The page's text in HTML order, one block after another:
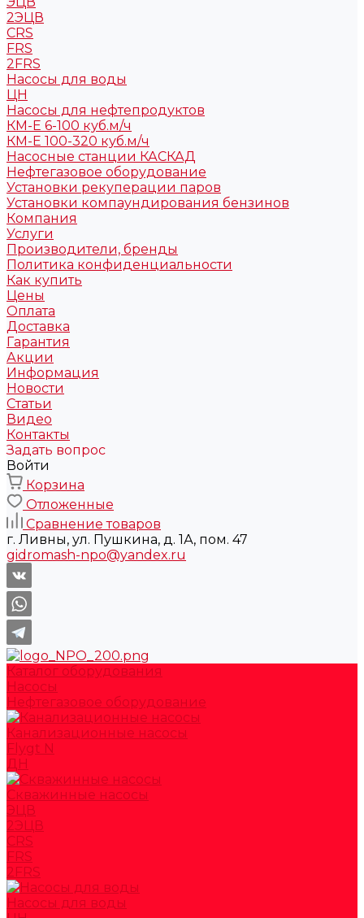
2ЭЦВ
CRS
FRS
2FRS
Насосы для воды
ЦН
Насосы для нефтепродуктов
КМ-Е 6-100 куб.м/ч
КМ-Е 100-320 куб.м/ч
Насосные станции КАСКАД
Нефтегазовое оборудование
Установки рекуперации паров
Установки компаундирования бензинов
Компания
Услуги
Производители, бренды
Политика конфиденциальности
Как купить
Цены
Оплата
Доставка
Гарантия
Акции
Информация
Новости
Статьи
Видео
Контакты
Задать вопрос
Войти
Корзина
Отложенные
Сравнение товаров
г. Ливны, ул. Пушкина, д. 1А, пом. 47
gidromash-npo@yandex.ru
Каталог оборудования
Насосы
Нефтегазовое оборудование
Канализационные насосы
Flygt N
ДН
Скважинные насосы
ЭЦВ
2ЭЦВ
CRS
FRS
2FRS
Насосы для воды